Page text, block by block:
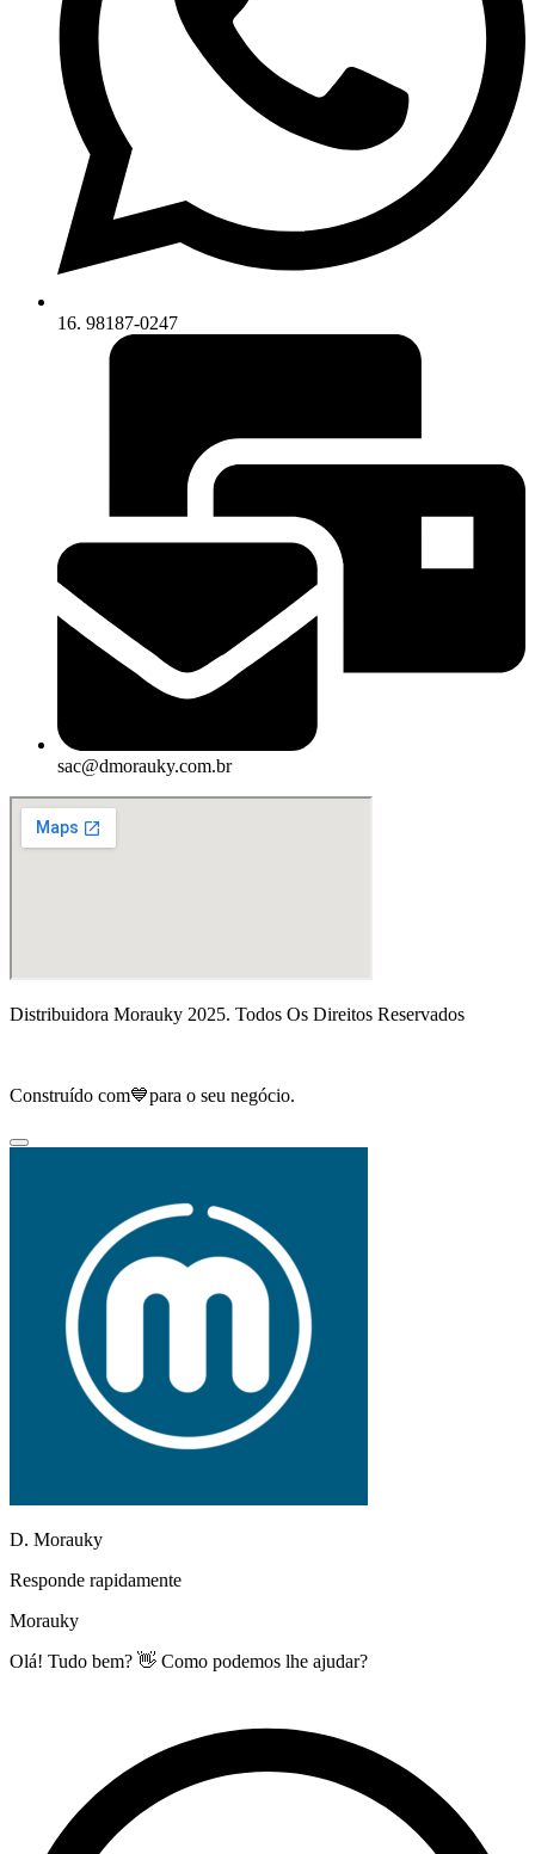
16. 98187-0247
sac@dmorauky.com.br
Distribuidora Morauky 2025. Todos Os Direitos Reservados
Construído com💙para o seu negócio.
D. Morauky
Responde rapidamente
Morauky
Olá! Tudo bem? 👋 Como podemos lhe ajudar?